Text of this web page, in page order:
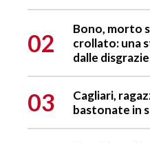
02
Bono, morto
crollato: una
dalle disgrazie
03
Cagliari,
bastonate in